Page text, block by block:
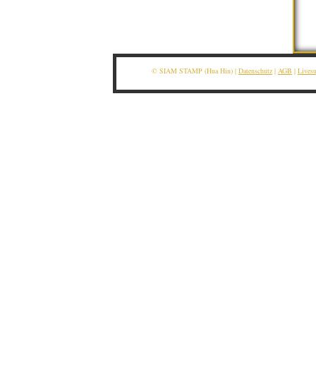
© SIAM STAMP (Hua Hin) | Datenschutz | AGB |